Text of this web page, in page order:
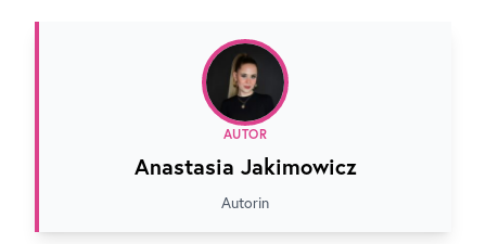
AUTOR
Anastasia Jakimowicz
Autorin